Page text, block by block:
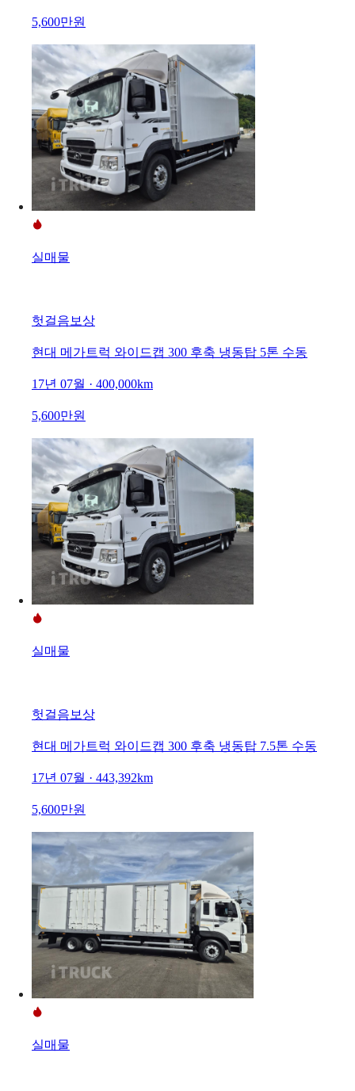
5,600만원
실매물
헛걸음보상
현대 메가트럭 와이드캡 300 후축 냉동탑 5톤 수동
17년 07월 · 400,000km
5,600만원
실매물
헛걸음보상
현대 메가트럭 와이드캡 300 후축 냉동탑 7.5톤 수동
17년 07월 · 443,392km
5,600만원
실매물